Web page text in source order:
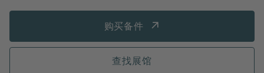
购买备件
查找展馆